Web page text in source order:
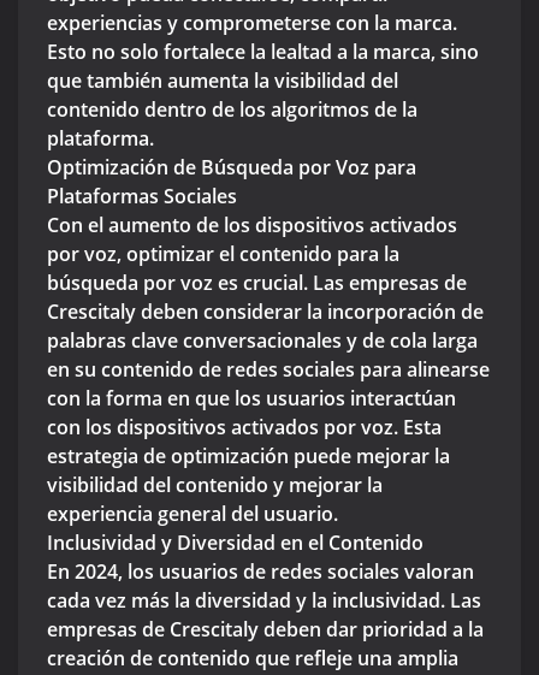
experiencias y comprometerse con la marca.
Esto no solo fortalece la lealtad a la marca, sino
que también aumenta la visibilidad del
contenido dentro de los algoritmos de la
plataforma.
Optimización de Búsqueda por Voz para
Plataformas Sociales
Con el aumento de los dispositivos activados
por voz, optimizar el contenido para la
búsqueda por voz es crucial. Las empresas de
Crescitaly deben considerar la incorporación de
palabras clave conversacionales y de cola larga
en su contenido de redes sociales para alinearse
con la forma en que los usuarios interactúan
con los dispositivos activados por voz. Esta
estrategia de optimización puede mejorar la
visibilidad del contenido y mejorar la
experiencia general del usuario.
Inclusividad y Diversidad en el Contenido
En 2024, los usuarios de redes sociales valoran
cada vez más la diversidad y la inclusividad. Las
empresas de Crescitaly deben dar prioridad a la
creación de contenido que refleje una amplia